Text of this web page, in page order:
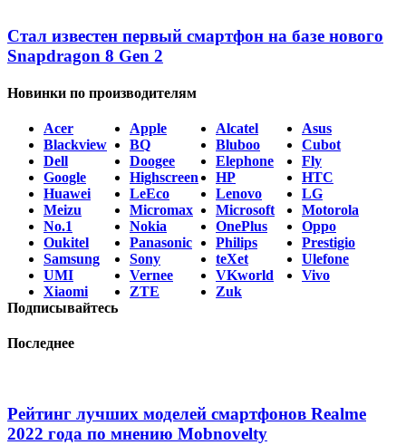
Стал известен первый смартфон на базе нового
Snapdragon 8 Gen 2
Новинки по производителям
Acer Apple Alcatel
Asus
Blackview
BQ Bluboo
Cubot
Dell
Doogee Elephone
Fly
Google
Highscreen HP
HTC
Huawei
LeEco Lenovo
LG
Meizu
Micromax Microsoft
Motorola
No.1
Nokia OnePlus
Oppo
Oukitel
Panasonic Philips
Prestigio
Samsung
Sony teXet
Ulefone
UMI
Vernee VKworld
Vivo
Xiaomi
ZTE
Zuk
Подписывайтесь
Последнее
Рейтинг лучших моделей смартфонов Realme
2022 года по мнению Mobnovelty